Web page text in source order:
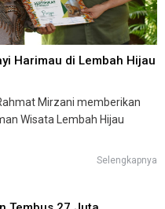
Harimau di Lembah Hijau
Mirzani memberikan
Wisata Lembah Hijau
Selengkapnya